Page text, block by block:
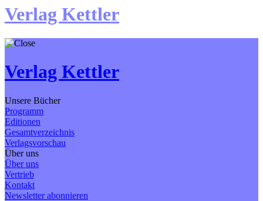
Verlag Kettler
Verlag Kettler
Unsere Bücher
Programm
Editionen
Gesamtverzeichnis
Verlagsvorschau
Über uns
Über uns
Vertrieb
Kontakt
Newsletter abonnieren